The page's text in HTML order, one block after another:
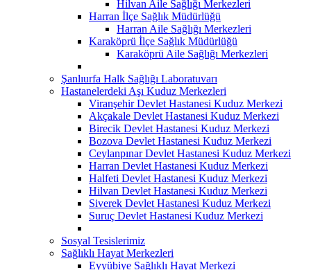
Hilvan Aile Sağlığı Merkezleri
Harran İlçe Sağlık Müdürlüğü
Harran Aile Sağlığı Merkezleri
Karaköprü İlçe Sağlık Müdürlüğü
Karaköprü Aile Sağlığı Merkezleri
Şanlıurfa Halk Sağlığı Laboratuvarı
Hastanelerdeki Aşı Kuduz Merkezleri
Viranşehir Devlet Hastanesi Kuduz Merkezi
Akçakale Devlet Hastanesi Kuduz Merkezi
Birecik Devlet Hastanesi Kuduz Merkezi
Bozova Devlet Hastanesi Kuduz Merkezi
Ceylanpınar Devlet Hastanesi Kuduz Merkezi
Harran Devlet Hastanesi Kuduz Merkezi
Halfeti Devlet Hastanesi Kuduz Merkezi
Hilvan Devlet Hastanesi Kuduz Merkezi
Siverek Devlet Hastanesi Kuduz Merkezi
Suruç Devlet Hastanesi Kuduz Merkezi
Sosyal Tesislerimiz
Sağlıklı Hayat Merkezleri
Eyyübiye Sağlıklı Hayat Merkezi